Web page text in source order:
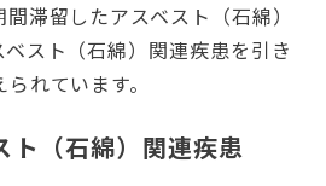
滞留したアスベスト（石綿）
スト（石綿）関連疾患を引き
れています。
ト（石綿）関連疾患